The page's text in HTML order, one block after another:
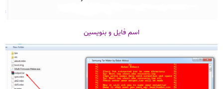
اسم فایل و بنویسین